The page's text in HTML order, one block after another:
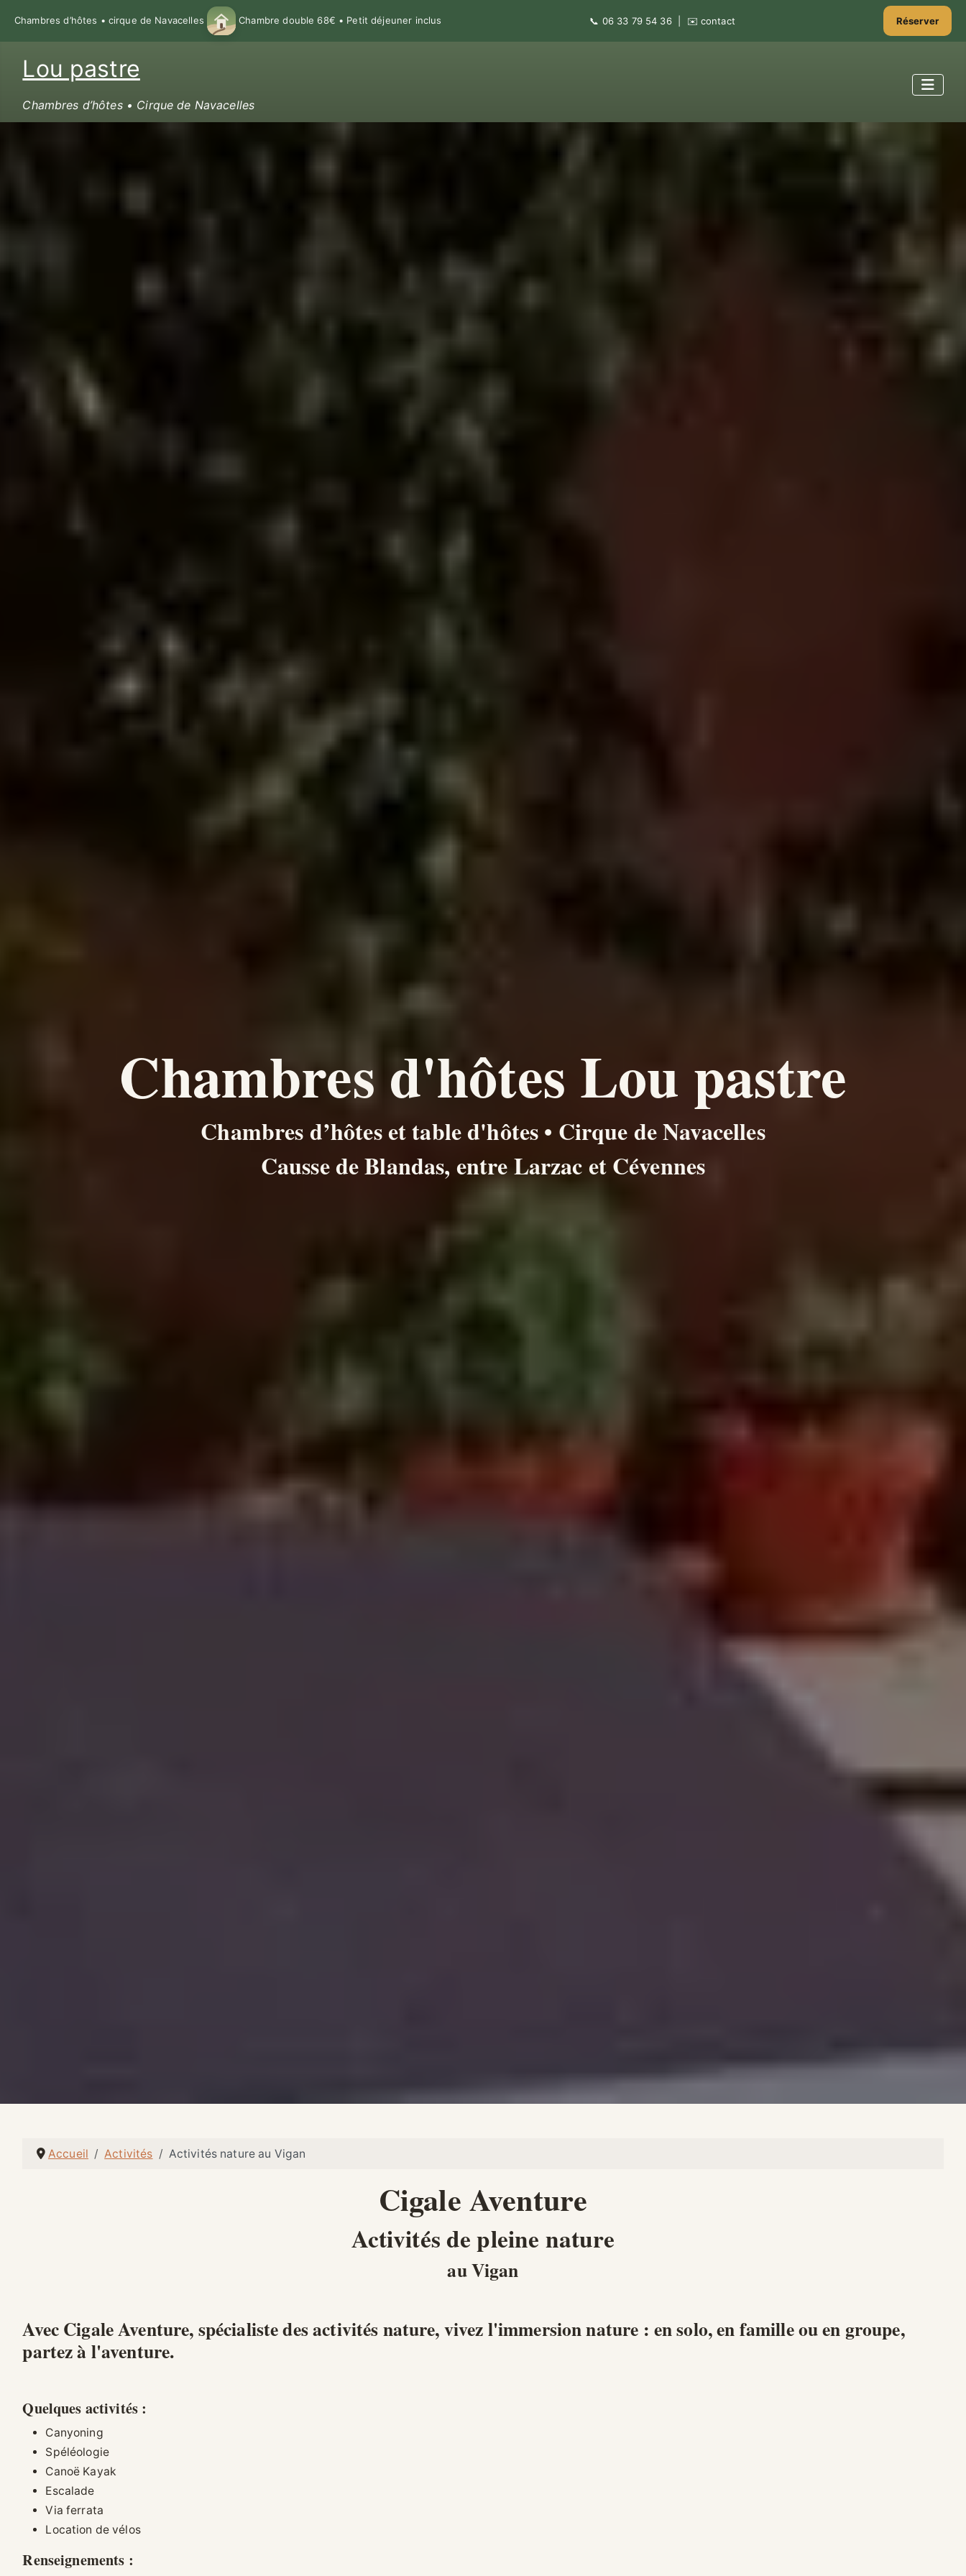
Chambres d’hôtes • cirque de Navacelles Chambre double 68€ • Petit déjeuner inclus 📞 06 33 79 54 36| ✉️ contact Réserver
Lou pastre
Chambres d’hôtes • Cirque de Navacelles
Chambres d'hôtes Lou pastre
Chambres d’hôtes et table d'hôtes • Cirque de Navacelles
Causse de Blandas, entre Larzac et Cévennes
Accueil Activités Activités nature au Vigan
Cigale Aventure
Activités de pleine nature
au Vigan
Avec Cigale Aventure, spécialiste des activités nature, vivez l'immersion nature : en solo, en famille ou en groupe,
partez à l'aventure.
Quelques activités :
Canyoning
Spéléologie
Canoë Kayak
Escalade
Via ferrata
Location de vélos
Renseignements :